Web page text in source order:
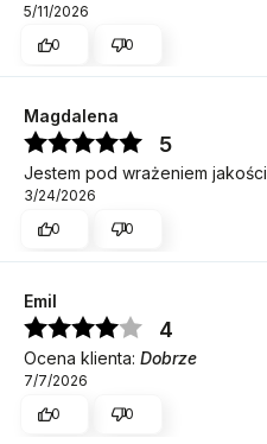
5/11/2026
0
0
Magdalena
5
Jestem pod wrażeniem jakości
3/24/2026
0
0
Emil
4
Ocena klienta: Dobrze
7/7/2026
0
0